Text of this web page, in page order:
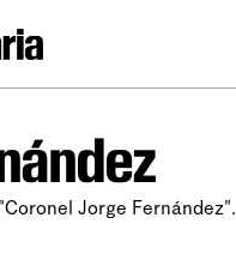
Jorge Fernández".